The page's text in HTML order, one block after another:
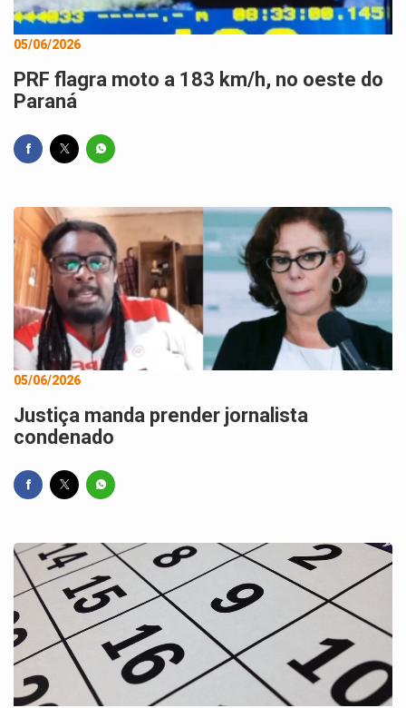
05/06/2026
PRF flagra moto a 183 km/h, no oeste do
Paraná
05/06/2026
Justiça manda prender jornalista
condenado